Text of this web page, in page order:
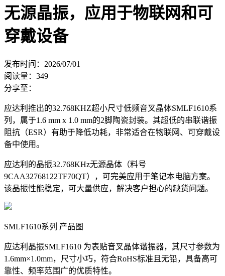
无源晶振，应用于物联网和可
穿戴设备
发布时间：2026/07/01
阅读量： 349
分享至：
应达利推出的32.768KHZ超小尺寸低频音叉晶体SMLF1610系
列，属于1.6 mm x 1.0 mm的2脚陶瓷封装。其超低的串联谐振
阻抗（ESR）有助于降低功耗，非常适合在物联网、可穿戴设
备中使用。
应达利的晶振32.768KHz无源晶体（料号
9CAA32768122TF70QT），可完美应用于笔记本电脑方案。
该晶振性能稳定，可大量供应，解决客户担心的缺货问题。
SMLF1610系列 产品图
应达利晶振SMLF1610 为表贴音叉晶体谐振器，其尺寸参数为
1.6mm×1.0mm，尺寸小巧，符合RoHS标准且无铅，具备高可
靠性、频率范围广的优质特性。